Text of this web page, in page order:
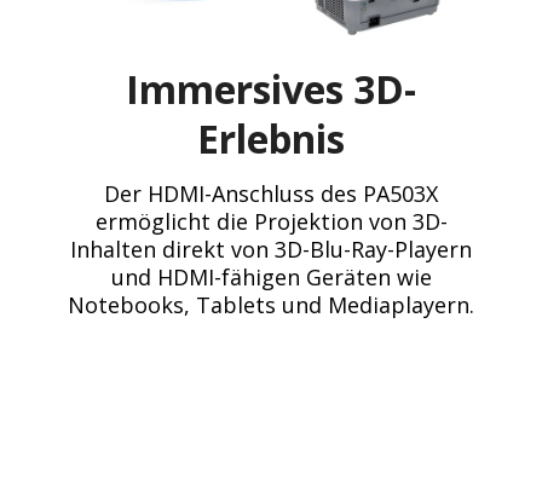
Immersives 3D-
Erlebnis
Der HDMI-Anschluss des PA503X
ermöglicht die Projektion von 3D-
Inhalten direkt von 3D-Blu-Ray-Playern
und HDMI-fähigen Geräten wie
Notebooks, Tablets und Mediaplayern.